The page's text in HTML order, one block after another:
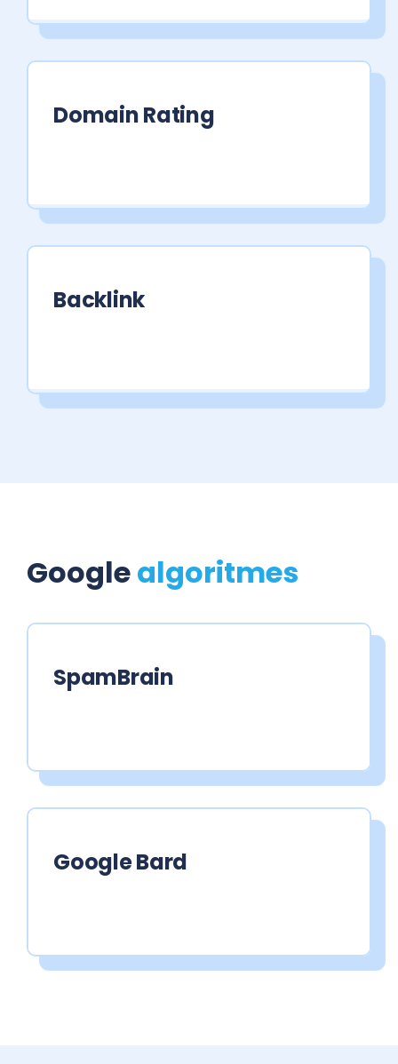
Domain Rating
Backlink
Googlealgoritmes
SpamBrain
Google Bard